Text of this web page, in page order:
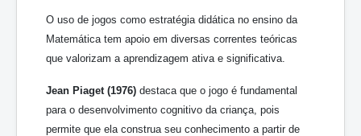
O uso de jogos como estratégia didática no ensino da
Matemática tem apoio em diversas correntes teóricas
que valorizam a aprendizagem ativa e significativa.
Jean Piaget (1976) destaca que o jogo é fundamental
para o desenvolvimento cognitivo da criança, pois
permite que ela construa seu conhecimento a partir de